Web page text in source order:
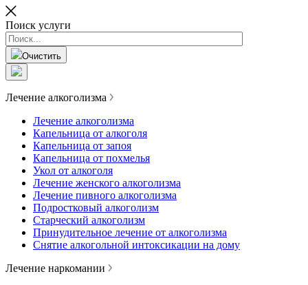
Поиск услуги
Очистить
Лечение алкоголизма
Лечение алкоголизма
Капельница от алкоголя
Капельница от запоя
Капельница от похмелья
Укол от алкоголя
Лечение женского алкоголизма
Лечение пивного алкоголизма
Подростковый алкоголизм
Старческий алкоголизм
Принудительное лечение от алкоголизма
Снятие алкогольной интоксикации на дому
Лечение наркомании